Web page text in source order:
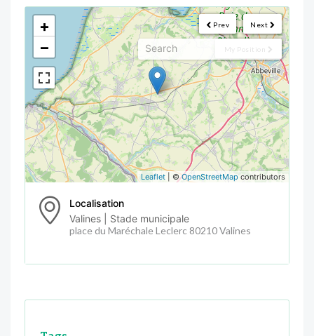
Next
Prev
My Position
<!---->
+
−
Leaflet | ©OpenStreetMapcontributors
Localisation
Valines | Stade municipale
place du Maréchale Leclerc 80210 Valines